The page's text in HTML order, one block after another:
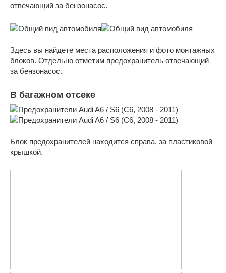
отвечающий за бензонасос.
Здесь вы найдете места расположения и фото монтажных
блоков. Отдельно отметим предохранитель отвечающий
за бензонасос.
В багажном отсеке
Блок предохранителей находится справа, за пластиковой
крышкой.